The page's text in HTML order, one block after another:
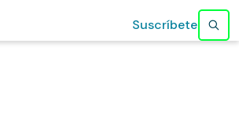
Suscríbete